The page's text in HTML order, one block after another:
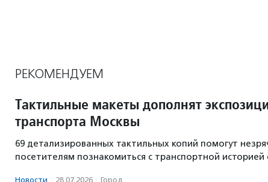
РЕКОМЕНДУЕМ
Тактильные макеты дополнят
транспорта Москвы
69 детализированных тактильных копий помогут
посетителям познакомиться с транспортной историей
Новости · 28.07.2026 · Город